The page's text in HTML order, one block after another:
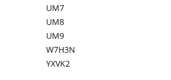
UM7
UM8
UM9
W7H3N
YXVK2